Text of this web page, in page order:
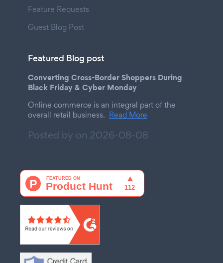
Feature Requests
Guest Blog Post
Featured Blog post
Converting Cross-Border Shoppers During
Black Friday & Cyber Monday
Online commerce is an integral part of the
overall retail business. Read More
Posted by on 2026-08-08